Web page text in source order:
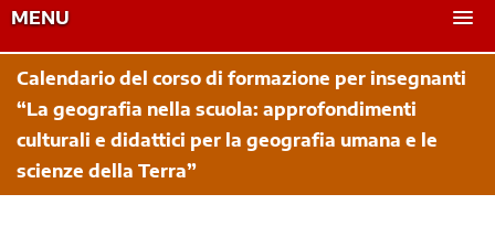
MENU
Calendario del corso di formazione per insegnanti
“La geografia nella scuola: approfondimenti
culturali e didattici per la geografia umana e le
scienze della Terra”